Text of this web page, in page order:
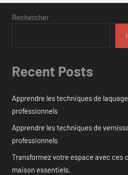
Rechercher
Recent Posts
Apprendre les techniques de
professionnels
Apprendre les techniques de
professionnels
Transformez votre espace avec ces
maison essentiels.